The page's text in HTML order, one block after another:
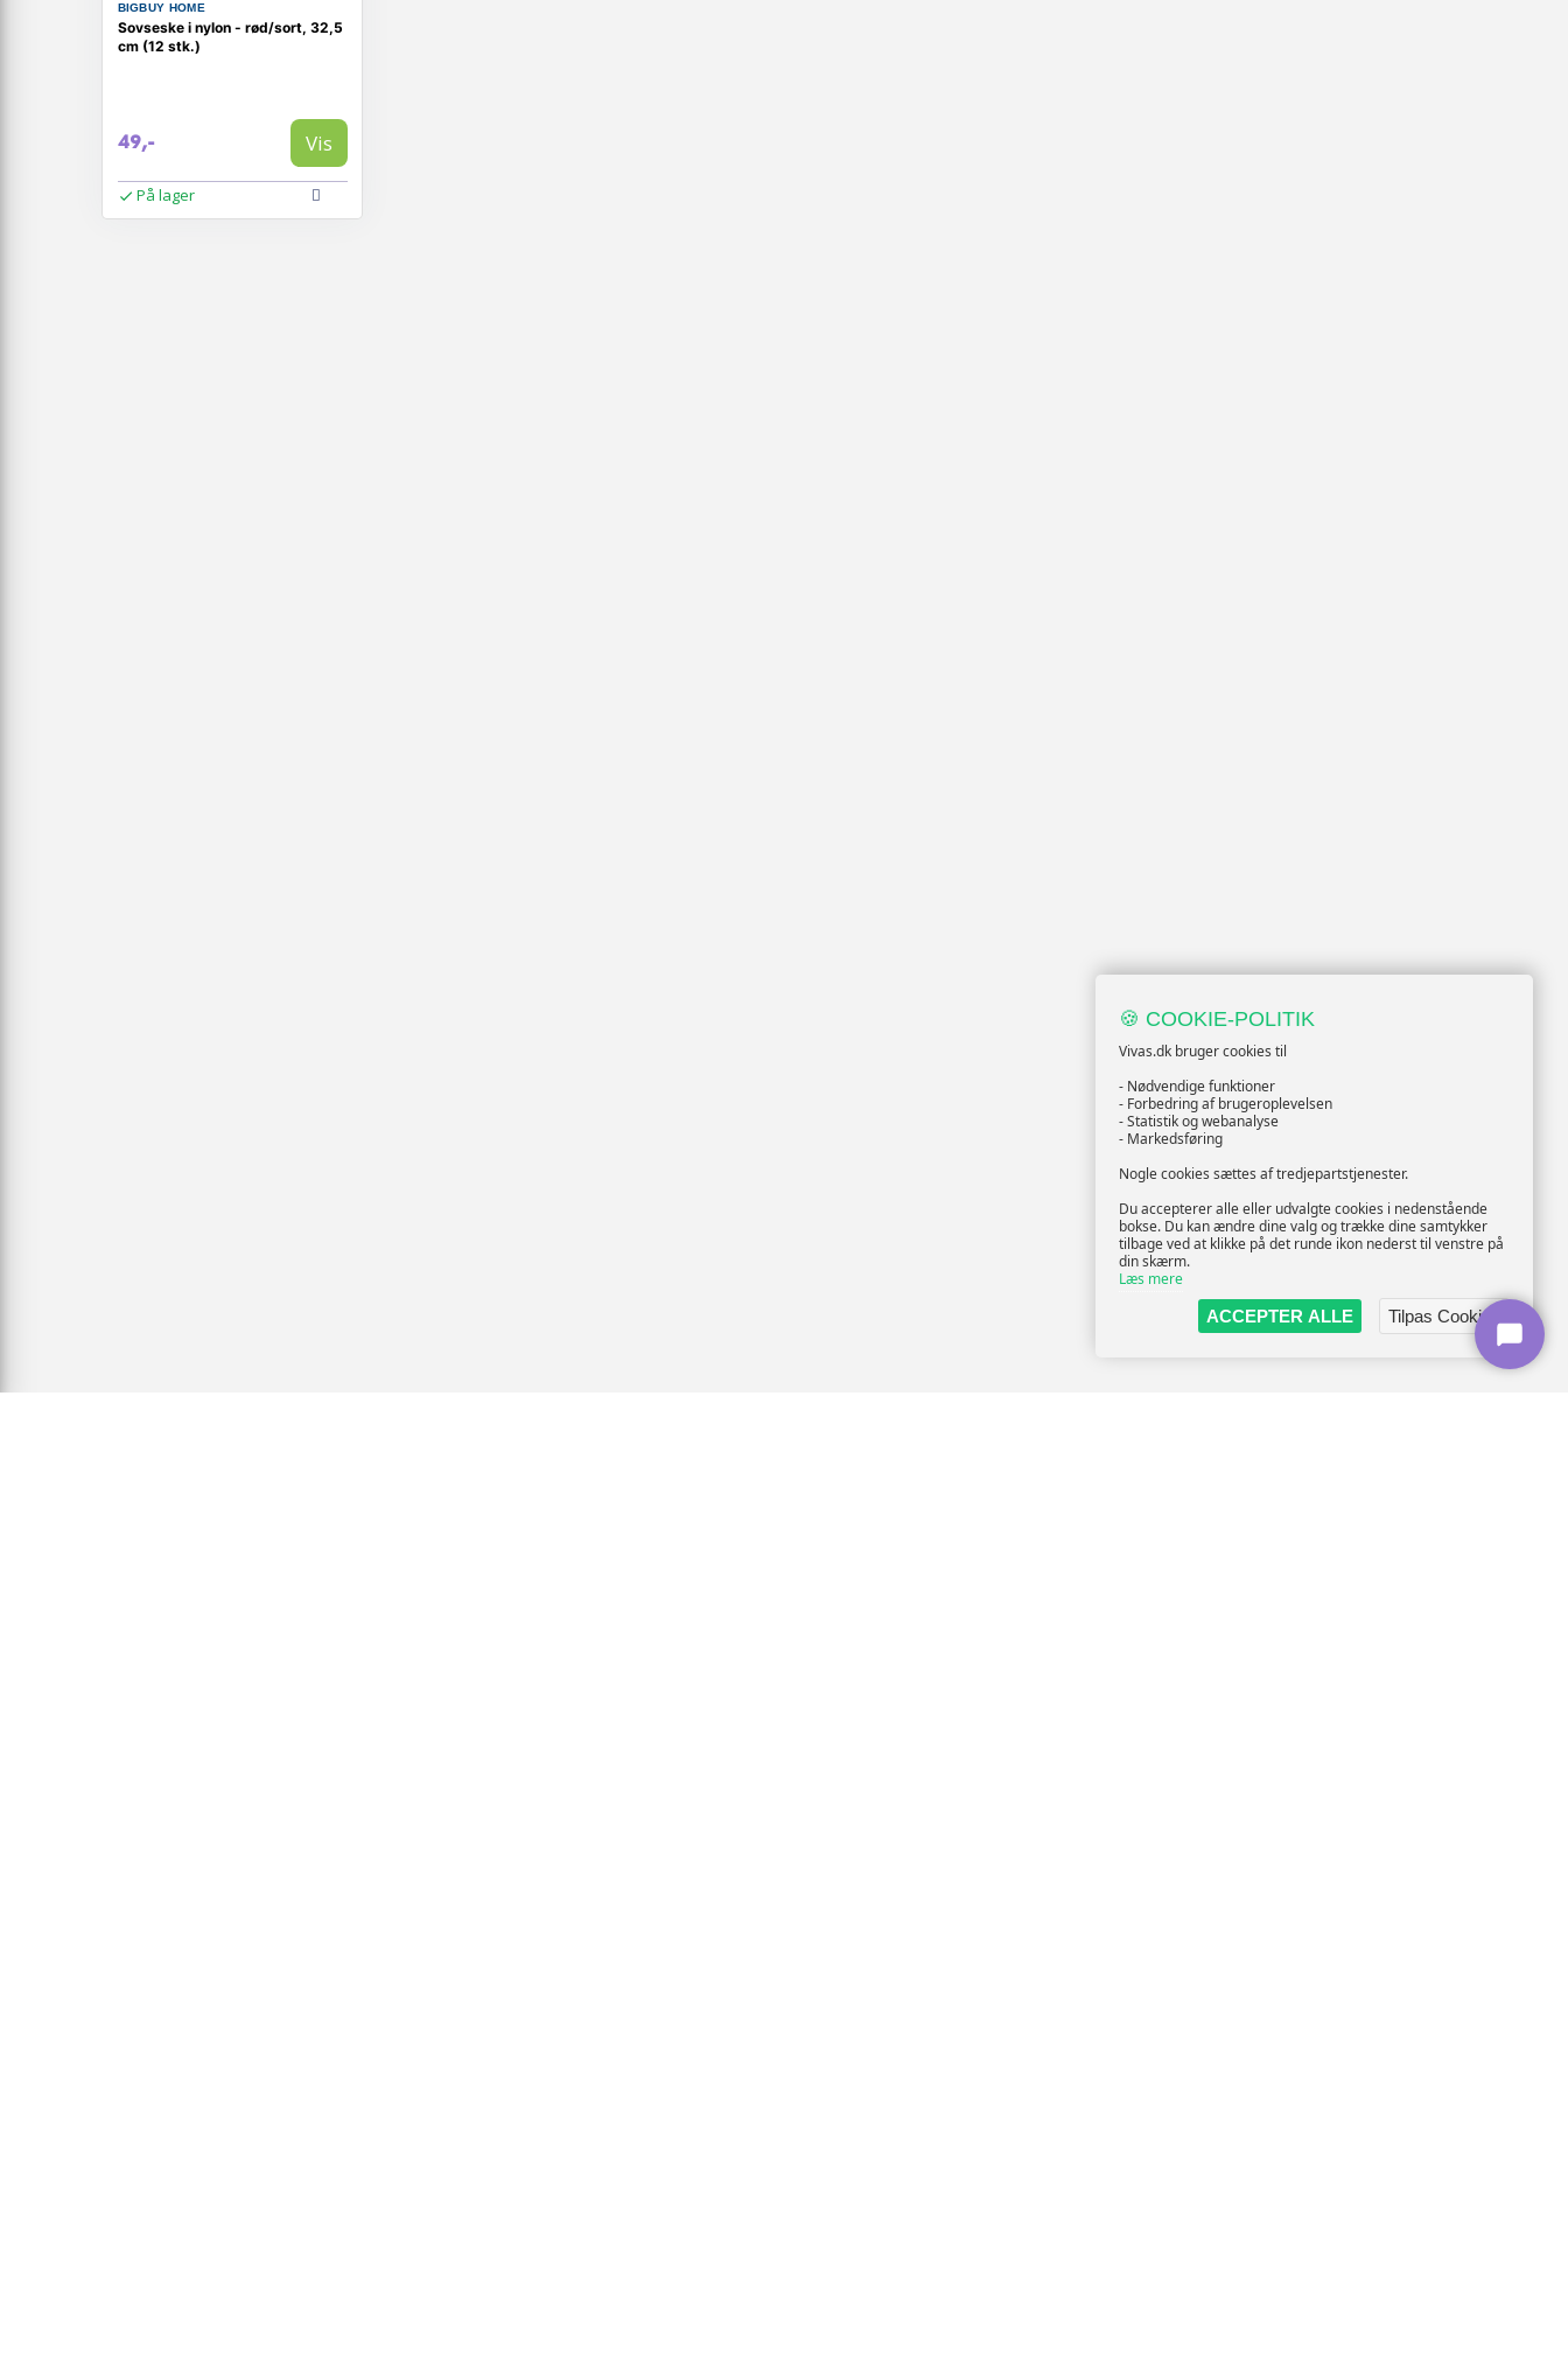
BIGBUY HOME
Sovseske i nylon - rød/sort, 32,5
cm (12 stk.)
49,- Vis
På lager
🍪 COOKIE-POLITIK
Vivas.dk bruger cookies til
- Nødvendige funktioner
- Forbedring af brugeroplevelsen
- Statistik og webanalyse
- Markedsføring
Nogle cookies sættes af tredjepartstjenester.
Du accepterer alle eller udvalgte cookies i nedenstående
bokse. Du kan ændre dine valg og trække dine samtykker
tilbage ved at klikke på det runde ikon nederst til venstre på
din skærm.
Læs mere
ACCEPTER ALLE
Tilpas Cookies